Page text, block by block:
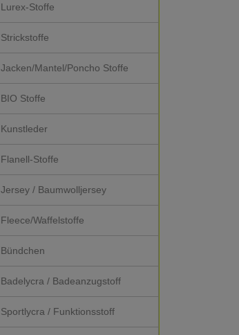
Lurex-Stoffe
Strickstoffe
Jacken/Mantel/Poncho Stoffe
BIO Stoffe
Kunstleder
Flanell-Stoffe
Jersey / Baumwolljersey
Fleece/Waffelstoffe
Bündchen
Badelycra / Badeanzugstoff
Sportlycra / Funktionsstoff